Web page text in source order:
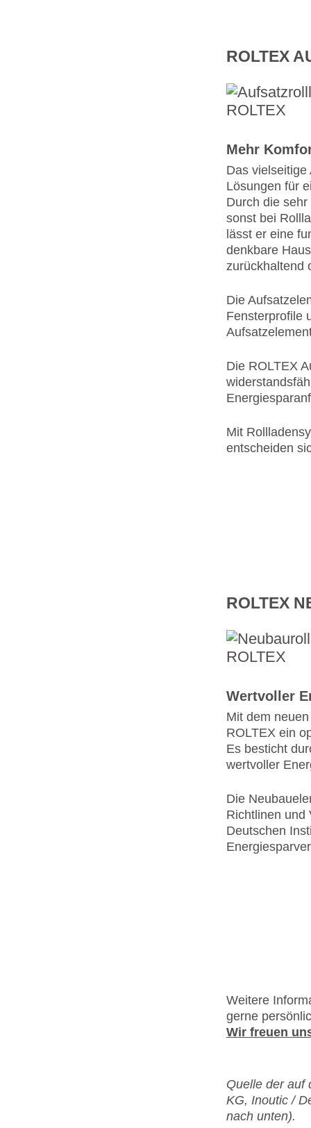
ROLTEX
Mehr
Das
Lösungen für
Durch die
sonst bei
lässt er eine
denkbare
zurückhaltend
Die
Fensterprofile
Die ROLTEX
Mit
entscheiden
ROLTEX
Wertvoller
Mit dem
ROLTEX ein
Es besticht
wertvoller
Die
Richtlinen und
Deutschen
Weitere
gerne
Wir freuen
Quelle der auf
KG, Inoutic /
nach unten).